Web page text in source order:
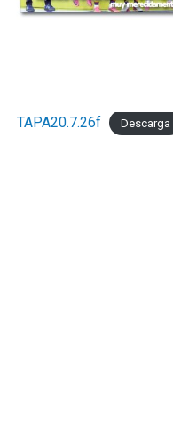
TAPA20.7.26f Descarga